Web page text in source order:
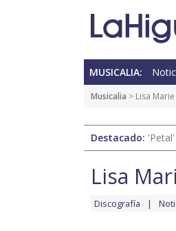
MUSICALIA:
Musicalia > Lisa
Destacado:
Lisa
Discografía